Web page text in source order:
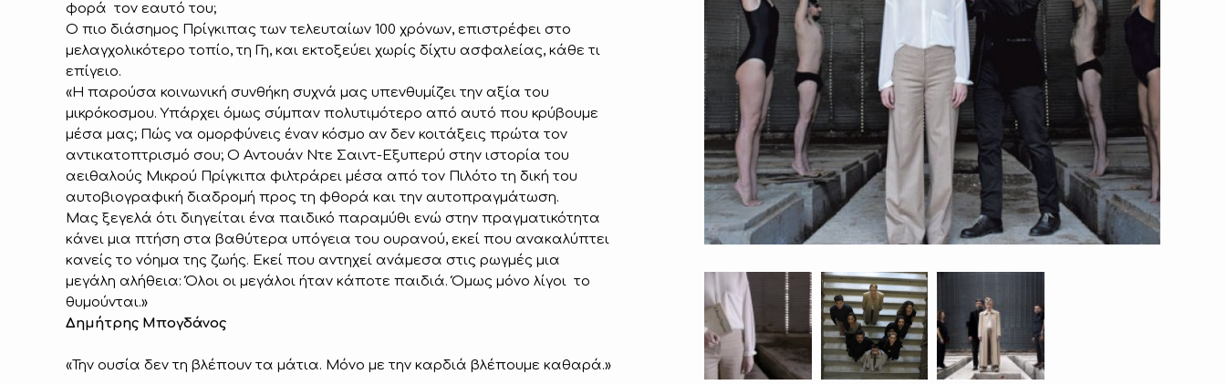
φορά τον εαυτό του;
Ο πιο διάσημος Πρίγκιπας των τελευταίων 100 χρόνων, επιστρέφει στο
μελαγχολικότερο τοπίο, τη Γη, και εκτοξεύει χωρίς δίχτυ ασφαλείας, κάθε τι
επίγειο.
«Η παρούσα κοινωνική συνθήκη συχνά μας υπενθυμίζει την αξία του
μικρόκοσμου. Υπάρχει όμως σύμπαν πολυτιμότερο από αυτό που κρύβουμε
μέσα μας; Πώς να ομορφύνεις έναν κόσμο αν δεν κοιτάξεις πρώτα τον
αντικατοπτρισμό σου; Ο Αντουάν Ντε Σαιντ-Εξυπερύ στην ιστορία του
αειθαλούς Μικρού Πρίγκιπα φιλτράρει μέσα από τον Πιλότο τη δική του
αυτοβιογραφική διαδρομή προς τη φθορά και την αυτοπραγμάτωση.
Μας ξεγελά ότι διηγείται ένα παιδικό παραμύθι ενώ στην πραγματικότητα
κάνει μια πτήση στα βαθύτερα υπόγεια του ουρανού, εκεί που ανακαλύπτει
κανείς το νόημα της ζωής. Εκεί που αντηχεί ανάμεσα στις ρωγμές μια
μεγάλη αλήθεια: Όλοι οι μεγάλοι ήταν κάποτε παιδιά. Όμως μόνο λίγοι το
θυμούνται.»
Δημήτρης Μπογδάνος
«Την ουσία δεν τη βλέπουν τα μάτια. Μόνο με την καρδιά βλέπουμε καθαρά.»